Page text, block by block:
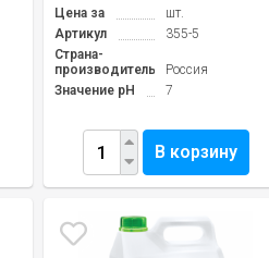
Цена за
шт.
Артикул
355-5
Страна-
производитель
Россия
Значение pH
7
В корзину